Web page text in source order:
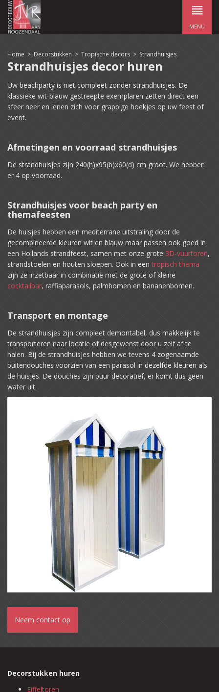
MENU
Home > Decorstukken > Tropische decors > Strandhuisjes
Strandhuisjes decor huren
Uw beachparty is niet compleet zonder strandhuisjes. De
klassieke wit-blauw gestreepte exemplaren zetten direct een
sfeer neer en lenen zich voor grappige hoekjes op uw feest of
event.
Afmetingen en voorraad strandhuisjes
De strandhuisjes zijn 240(h)x95(b)x60(d) cm groot. We hebben
er 4 op voorraad.
Strandhuisjes voor beach party en
themafeesten
De huisjes hebben een mediterrane uitstraling door de
gecombineerde kleuren wit en blauw maar passen ook goed in
een Hollands strandfeest, samen met onze grote 3D-vuurtoren,
strandstoelen en houten sloepen. Ook in een tropisch thema
zijn ze inzetbaar in combinatie met de grote of kleine
cocktailbar, raffiaparasols, palmbomen en bananenbomen.
Transport en montage
De strandhuisjes zijn compleet demontabel, dus makkelijk te
transporteren naar locatie of desgewenst door u zelf af te
halen. Bij de strandhuisjes hebben we tevens 4 zogenaamde
buitendouches voorzien van een parasol in dezelfde kleuren als
de huisjes. De douches zijn puur decoratief, er komt dus geen
water uit.
Neem contact op
Decorstukken huren
Eiffeltoren